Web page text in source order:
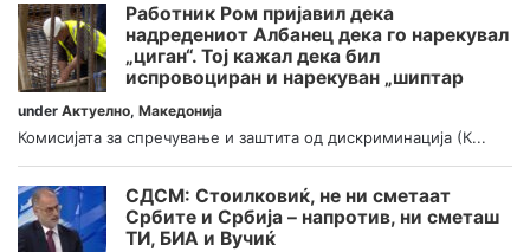
Работник Ром пријавил дека
надредениот Албанец дека го нарекувал
„циган“. Тој кажал дека бил
испровоциран и нарекуван „шиптар
under Актуелно, Македонија
Комисијата за спречување и заштита од дискриминација (К...
СДСМ: Стоилковиќ, не ни сметаат
Србите и Србија – напротив, ни сметаш
ТИ, БИА и Вучиќ